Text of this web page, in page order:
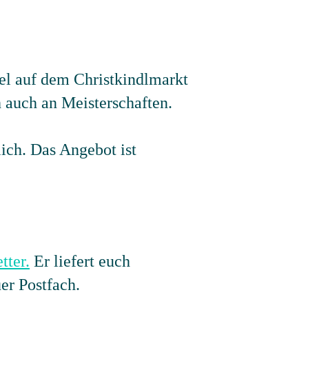
auf dem Christkindlmarkt
an Meisterschaften.
Das Angebot ist
Er liefert euch
Postfach.